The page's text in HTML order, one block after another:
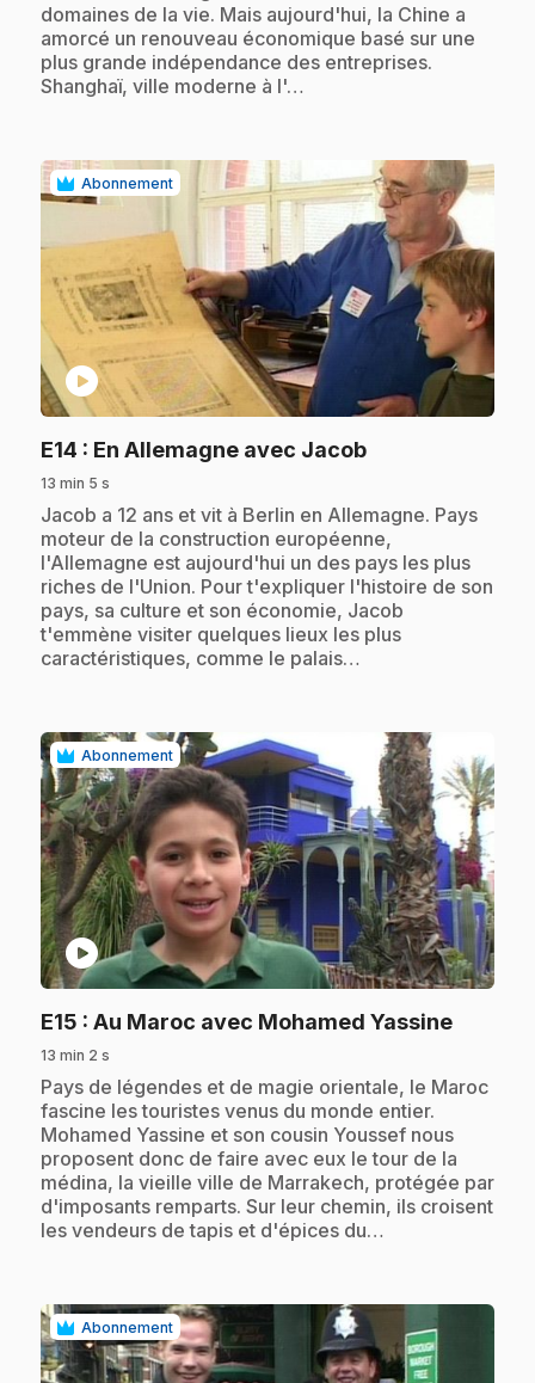
domaines de la vie. Mais aujourd'hui, la Chine a
amorcé un renouveau économique basé sur une
plus grande indépendance des entreprises.
Shanghaï, ville moderne à l'…
Abonnement
play_circle
E14 : En Allemagne avec Jacob.
13 min 5 s
.Jacob a 12 ans et vit à Berlin en Allemagne. Pays
moteur de la construction européenne,
l'Allemagne est aujourd'hui un des pays les plus
riches de l'Union. Pour t'expliquer l'histoire de son
pays, sa culture et son économie, Jacob
t'emmène visiter quelques lieux les plus
caractéristiques, comme le palais…
Abonnement
play_circle
E15 : Au Maroc avec Mohamed Yassine.
13 min 2 s
.Pays de légendes et de magie orientale, le Maroc
fascine les touristes venus du monde entier.
Mohamed Yassine et son cousin Youssef nous
proposent donc de faire avec eux le tour de la
médina, la vieille ville de Marrakech, protégée par
d'imposants remparts. Sur leur chemin, ils croisent
les vendeurs de tapis et d'épices du…
Abonnement